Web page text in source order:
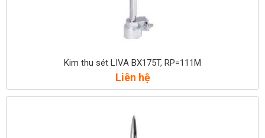
Kim thu sét LIVA BX175T, RP=111M
Liên hệ